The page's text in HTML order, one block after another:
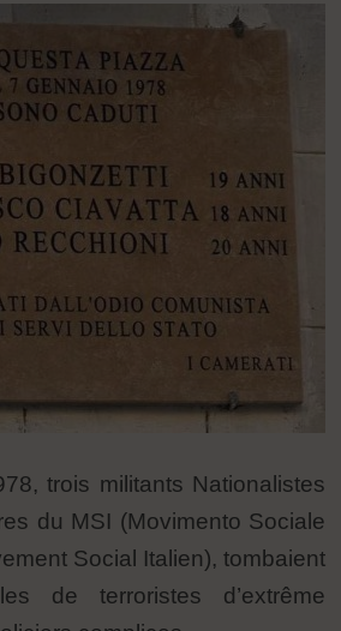
trois militants Nationalistes
du MSI (Movimento Sociale
Social Italien), tombaient
de terroristes d’extrême